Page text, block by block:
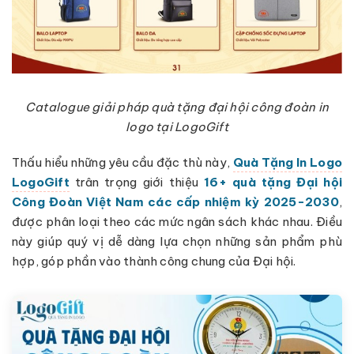
Catalogue giải pháp quà tặng đại hội công đoàn in
logo tại LogoGift
Thấu hiểu những yêu cầu đặc thù này, Quà Tặng In Logo
LogoGift trân trọng giới thiệu16+ quà tặng Đại hội
Công Đoàn Việt Nam các cấp nhiệm kỳ 2025-2030,
được phân loại theo các mức ngân sách khác nhau. Điều
này giúp quý vị dễ dàng lựa chọn những sản phẩm phù
hợp, góp phần vào thành công chung của Đại hội.